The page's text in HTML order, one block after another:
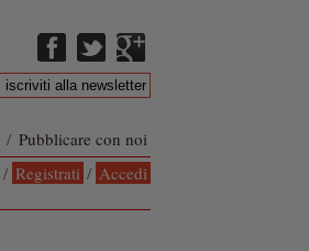
/ Pubblicare con noi
/ Registrati / Accedi